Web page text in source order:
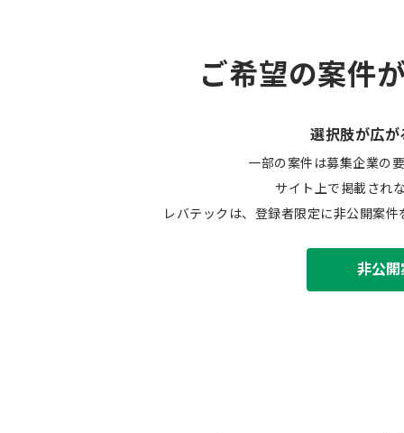
ご希望の案件
選択肢が広が
一部の案件は募集企業の
サイト上で掲載され
レバテックは、登録者限定に非公開案
非公